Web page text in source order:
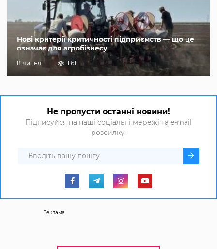
Нові критерії критичності підприємств — що це
означає для агробізнесу
8 липня 1 611
Не пропусти останні новини!
Підписуйся на наші соціальні мережі та e-mail
розсилку.
Реклама